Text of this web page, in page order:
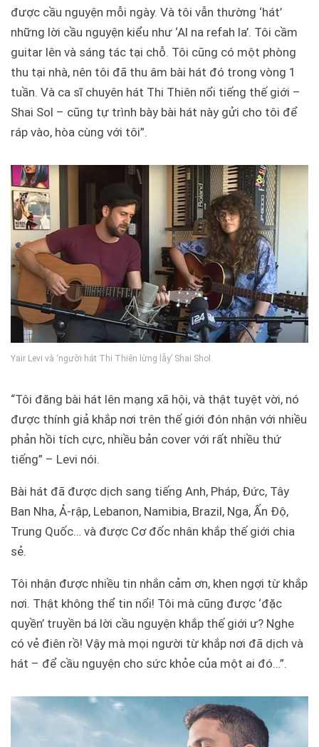
được cầu nguyện mỗi ngày. Và tôi vẫn thường ‘hát’
những lời cầu nguyện kiểu như ‘Al na refah la’. Tôi cầm
guitar lên và sáng tác tại chỗ. Tôi cũng có một phòng
thu tại nhà, nên tôi đã thu âm bài hát đó trong vòng 1
tuần. Và ca sĩ chuyên hát Thi Thiên nổi tiếng thế giới –
Shai Sol – cũng tự trình bày bài hát này gửi cho tôi để
ráp vào, hòa cùng với tôi”.
Yair Levi và ‘người hát Thi Thiên lừng lẫy’ Shai Shol.
“Tôi đăng bài hát lên mạng xã hội, và thật tuyệt vời, nó
được thính giả khắp nơi trên thế giới đón nhận với nhiều
phản hồi tích cực, nhiều bản cover với rất nhiều thứ
tiếng” – Levi nói.
Bài hát đã được dịch sang tiếng Anh, Pháp, Đức, Tây
Ban Nha, Ả-rập, Lebanon, Namibia, Brazil, Nga, Ấn Độ,
Trung Quốc… và được Cơ đốc nhân khắp thế giới chia
sẻ.
Tôi nhận được nhiều tin nhắn cảm ơn, khen ngợi từ khắp
nơi. Thật không thể tin nổi! Tôi mà cũng được ‘đặc
quyền’ truyền bá lời cầu nguyện khắp thế giới ư? Nghe
có vẻ điên rồ! Vậy mà mọi người từ khắp nơi đã dịch và
hát – để cầu nguyện cho sức khỏe của một ai đó…”.